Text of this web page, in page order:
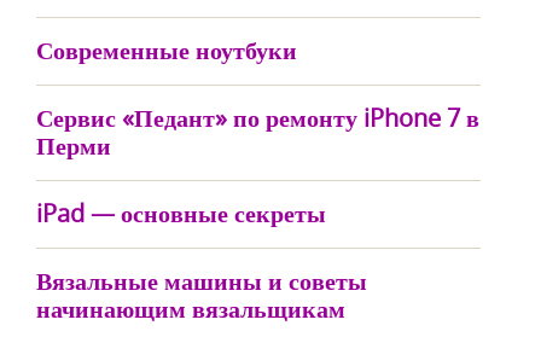
Современные ноутбуки
Сервис «Педант» по ремонту iPhone 7 в
Перми
iPad — основные секреты
Вязальные машины и советы
начинающим вязальщикам